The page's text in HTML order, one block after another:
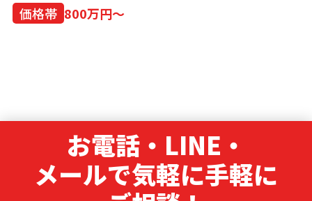
価格帯 800万円～
お電話・LINE・
メールで気軽に手軽に